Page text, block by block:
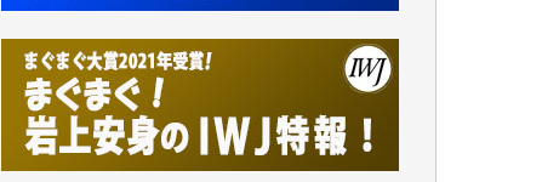
です。市民側に立つ講演会にIWJのカメラマ
ンをよく拝見しております。コンテンツが失
われるのはあまりにもったいない。少しでも
お役立てください。（H.O.様）
今日、僅かですがカンパしました。（T.M.